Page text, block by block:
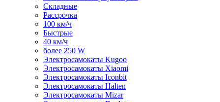
Складные
Рассрочка
100 км/ч
Быстрые
40 км/ч
более 250 W
Электросамокаты Kugoo
Электросамокаты Xiaomi
Электросамокаты Iconbit
Электросамокаты Halten
Электросамокаты Mizar